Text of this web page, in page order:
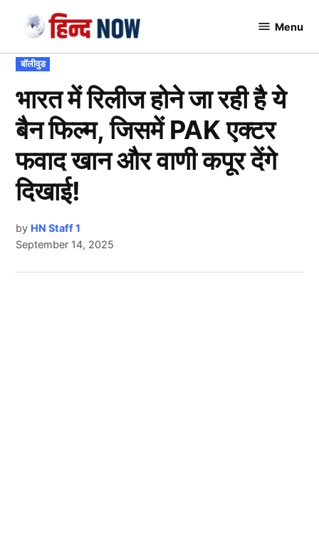
content
Menu
POSTED
IN
बॉलीवुड
भारत में रिलीज होने जा रही है ये
बैन फिल्म, जिसमें PAK एक्टर
फवाद खान और वाणी कपूर देंगे
दिखाई!
by HN Staff 1
September 14, 2025